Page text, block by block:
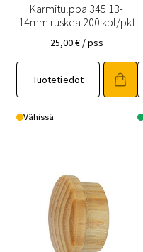
Karmitulppa 345 13-
14mm ruskea 200 kpl/pkt
25,00€ / pss
Tuotetiedot
Vähissä